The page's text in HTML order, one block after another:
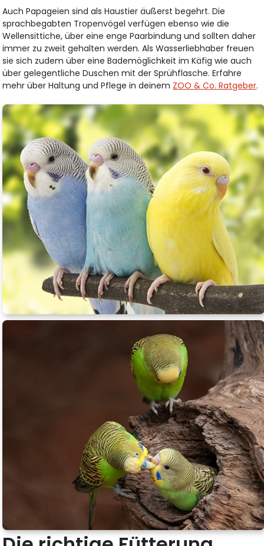
Auch Papageien sind als Haustier äußerst begehrt. Die
sprachbegabten Tropenvögel verfügen ebenso wie die
Wellensittiche, über eine enge Paarbindung und sollten daher
immer zu zweit gehalten werden. Als Wasserliebhaber freuen
sie sich zudem über eine Bademöglichkeit im Käfig wie auch
über gelegentliche Duschen mit der Sprühflasche. Erfahre
mehr über Haltung und Pflege in deinem ZOO & Co. Ratgeber.